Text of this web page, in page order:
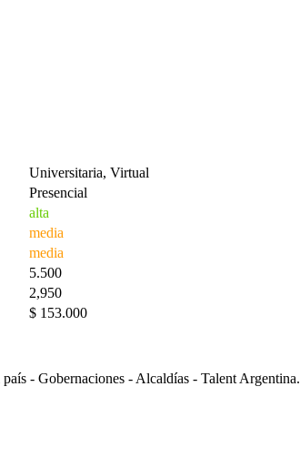
Universitaria, Virtual
Presencial
alta
media
media
5.500
2,950
$ 153.000
- Gobernaciones - Alcaldías - Talent Argentina.